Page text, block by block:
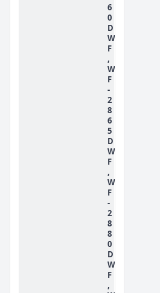
6
0
D
W
F
,
W
F
-
2
8
6
5
D
W
F
,
W
F
-
2
8
8
0
D
W
F
,